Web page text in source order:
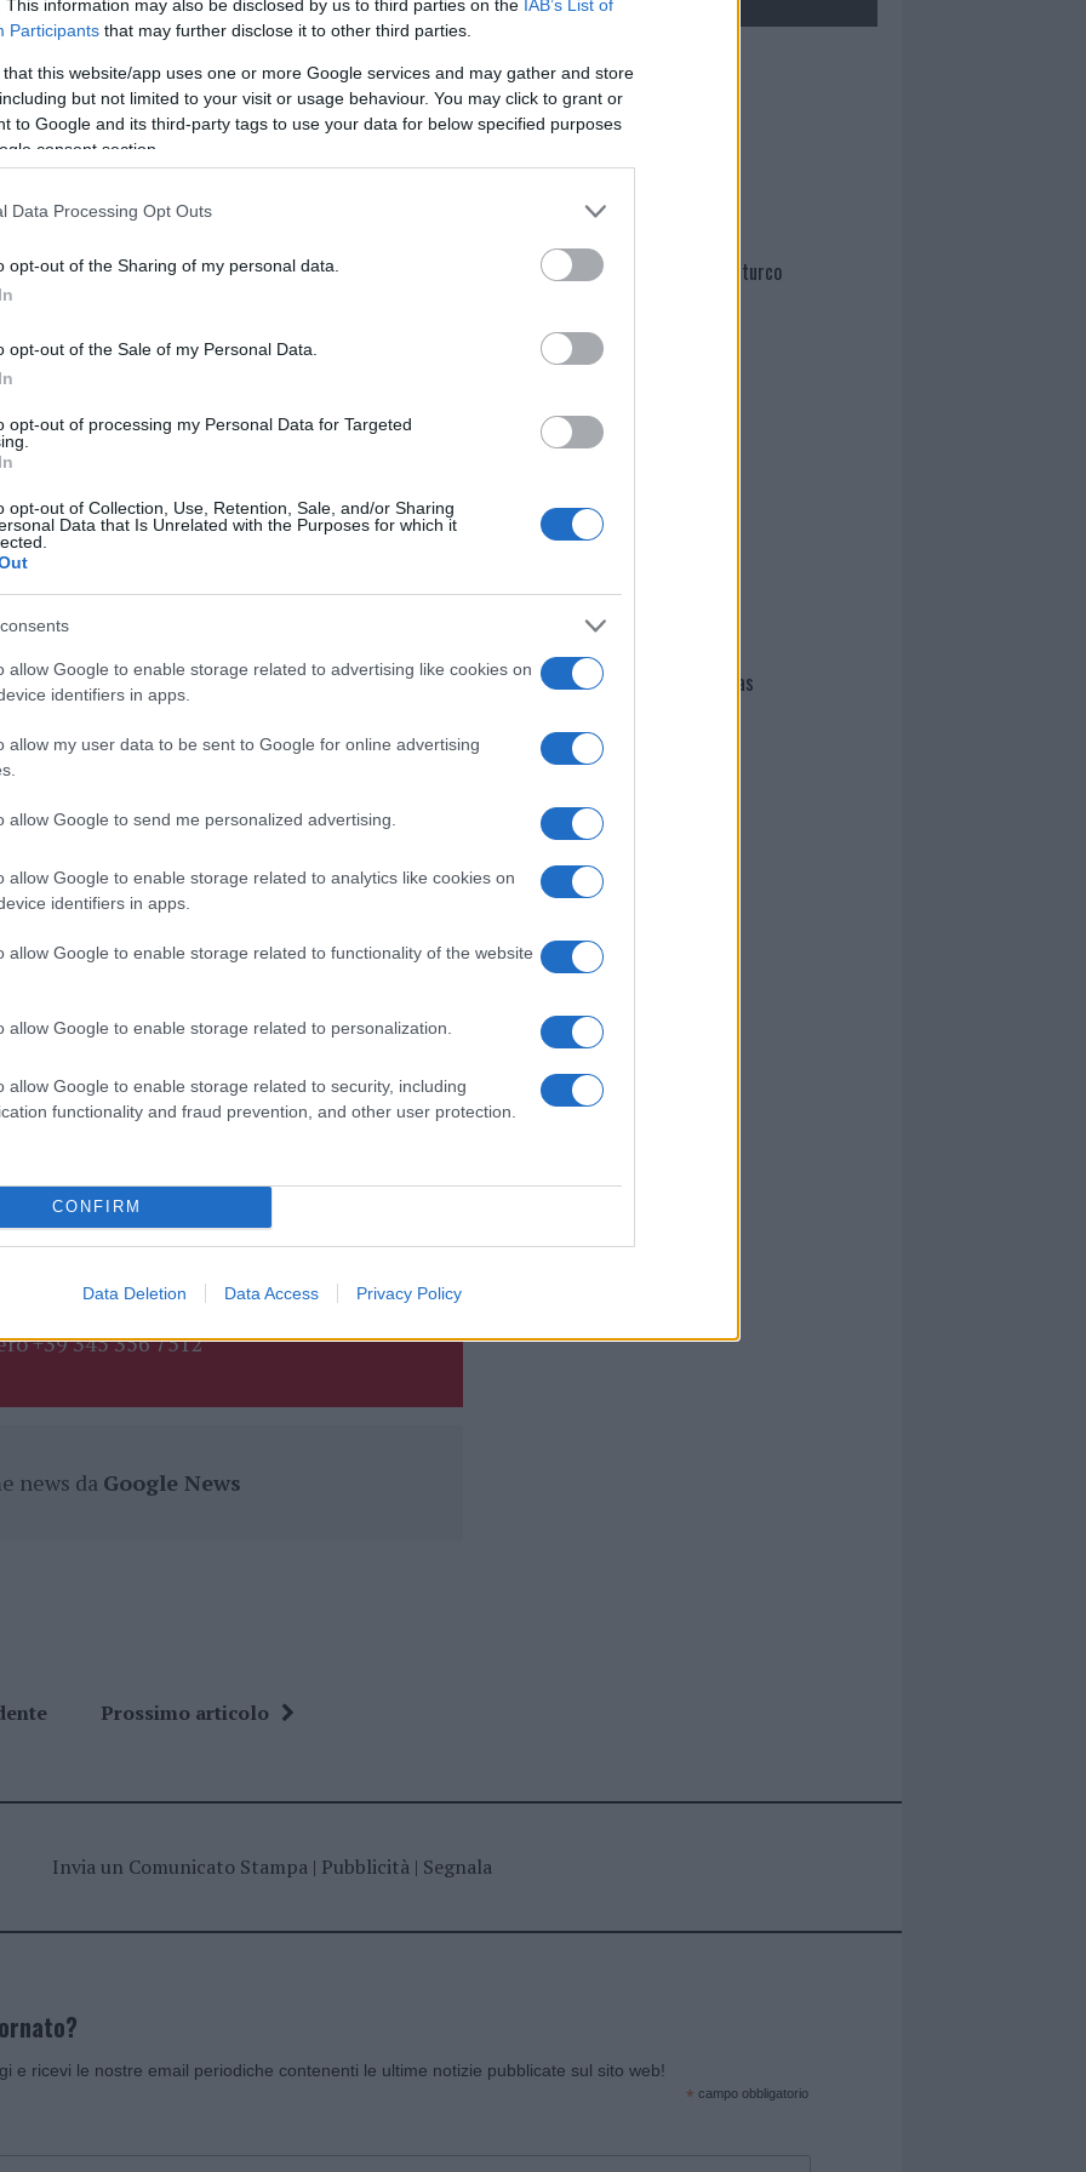
This information may also be disclosed by us to third parties on the IAB’s List of
Participants that may further disclose it to other third parties.
that this website/app uses one or more Google services and may gather and store
but not limited to your visit or usage behaviour. You may click to grant or
to Google and its third-party tags to use your data for below specified purposes
consent section.
Data Processing Opt Outs
opt-out of the Sharing of my personal data.
opt-out of the Sale of my Personal Data.
opt-out of processing my Personal Data for Targeted
opt-out of Collection, Use, Retention, Sale, and/or Sharing
Data that Is Unrelated with the Purposes for which it
allow Google to enable storage related to advertising like cookies on
identifiers in apps.
allow my user data to be sent to Google for online advertising
allow Google to send me personalized advertising.
allow Google to enable storage related to analytics like cookies on
identifiers in apps.
allow Google to enable storage related to functionality of the website
allow Google to enable storage related to personalization.
allow Google to enable storage related to security, including
functionality and fraud prevention, and other user protection.
CONFIRM
Data Deletion Data Access Privacy Policy
ora, dopo il pronunciamento del Consiglio
evidenze pubbliche. Le imprese
nazionali, sollecitano Governo e
per definire in tempi rapidi
equilibrio tra i principi della concorrenza e
della Sardegna sarà opportuno
delle peculiarità e la natura del
differenza di dimensioni, le
essere paragonate alle altre
sociale ed economico sull’ecosistema
che rischiano di essere messe in
a causa della pandemia e
ammortizzare
Sardegna, promuove insieme ad altre
pubblico che si svolgerà a Cagliaripresso
fieristico, ingresso Marco Polo, Venerdi 3
riuniti gli statigenerali dei
cliccandoqui
nella sezioneLogindal menù del sito o
Olbia Olbia Notizie
di GalluraOggi.it
i tuoi video e le tue foto
+39 345 356 7512
news da Google News
Prossimo articolo
Mario Malu
Paolo Pinna
Martina Agostina Diturco
Giovannimaria Cabras
Invia un Comunicato Stampa| Pubblicità| Segnala
e ricevi le nostre email periodiche contenenti le ultime notizie pubblicate sul sito web!
* campo obbligatorio